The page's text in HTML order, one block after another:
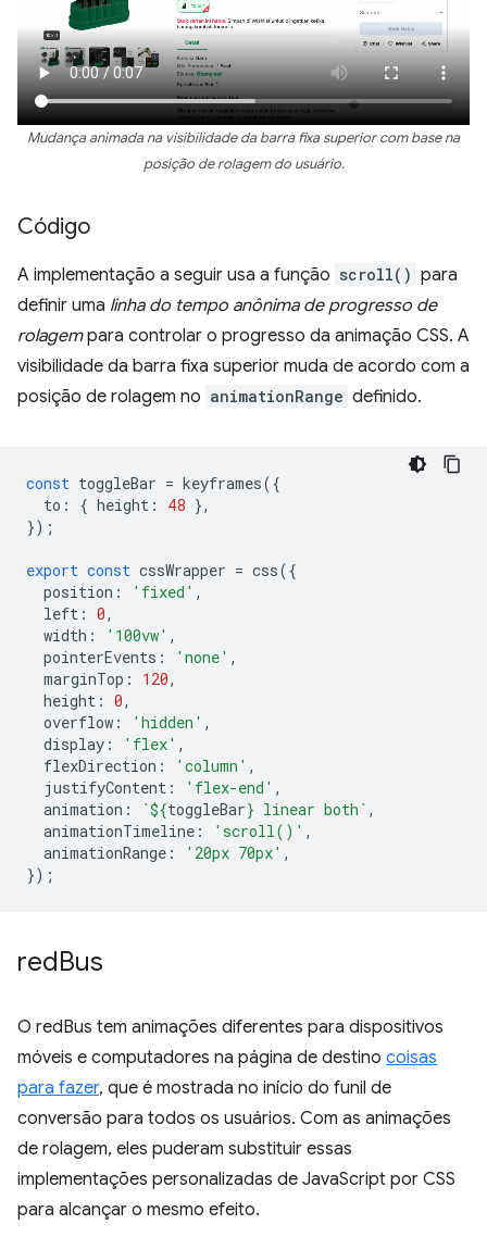
Mudança animada na visibilidade da barra fixa superior com base na
posição de rolagem do usuário.
Código
A implementação a seguir usa a função scroll() para
definir uma linha do tempo anônima de progresso de
rolagempara controlar o progresso da animação CSS. A
visibilidade da barra fixa superior muda de acordo com a
posição de rolagem no animationRange definido.
const toggleBar = keyframes({
to : { height : 48 },
});
export const cssWrapper = css({
position : 'fixed' ,
left : 0,
width : '100vw' ,
pointerEvents : 'none' ,
marginTop : 120,
height : 0,
overflow : 'hidden' ,
display : 'flex' ,
flexDirection : 'column' ,
justifyContent : 'flex-end' ,
animation : `${toggleBar} linear both` ,
animationTimeline : 'scroll()' ,
animationRange : '20px 70px' ,
});
redBus
O redBus tem animações diferentes para dispositivos
móveis e computadores na página de destino coisas
para fazer, que é mostrada no início do funil de
conversão para todos os usuários. Com as animações
de rolagem, eles puderam substituir essas
implementações personalizadas de JavaScript por CSS
para alcançar o mesmo efeito.